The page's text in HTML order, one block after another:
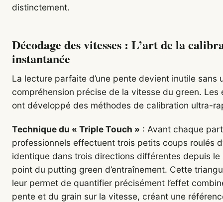
distinctement.
Décodage des vitesses : L’art de la
instantanée
La lecture parfaite d’une pente devient inutile sans
compréhension précise de la vitesse du green. Les
ont développé des méthodes de calibration ultra-
Technique du « Triple Touch » : Avant chaque
professionnels effectuent trois petits coups roulés
identique dans trois directions différentes depuis le
point du putting green d’entraînement. Cette
leur permet de quantifier précisément l’effet
pente et du grain sur la vitesse, créant une